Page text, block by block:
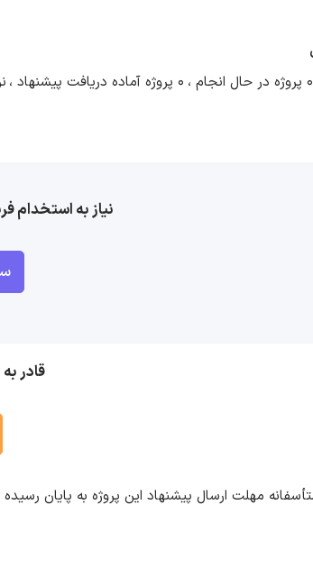
0 پروژه در حال انجام ، 0 پروژه آماده دریافت پیشنهاد ،
نیاز به استخدام
قادر
مهلت ارسال پیشنهاد این پروژه به پایان